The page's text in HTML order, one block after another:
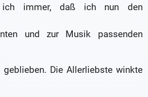
ich immer, daß ich nun den
und zur Musik passenden
Die Allerliebste winkte